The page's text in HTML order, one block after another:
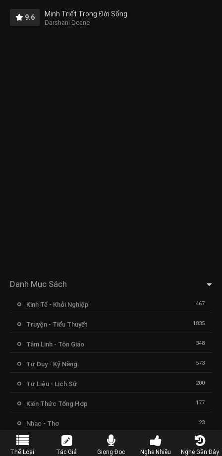
9.6 Minh Triết Trong Đời Sống
Darshani Deane
Danh Mục Sách
Kinh Tế - Khởi Nghiệp 467
Truyện - Tiểu Thuyết 1835
Tâm Linh - Tôn Giáo 348
Tư Duy - Kỹ Năng 573
Tư Liệu - Lịch Sử 200
Kiến Thức Tổng Hợp 177
Nhạc - Thơ 23
Thể Loại Tác Giả Giọng Đọc Nghe Nhiều Nghe Gần Đây